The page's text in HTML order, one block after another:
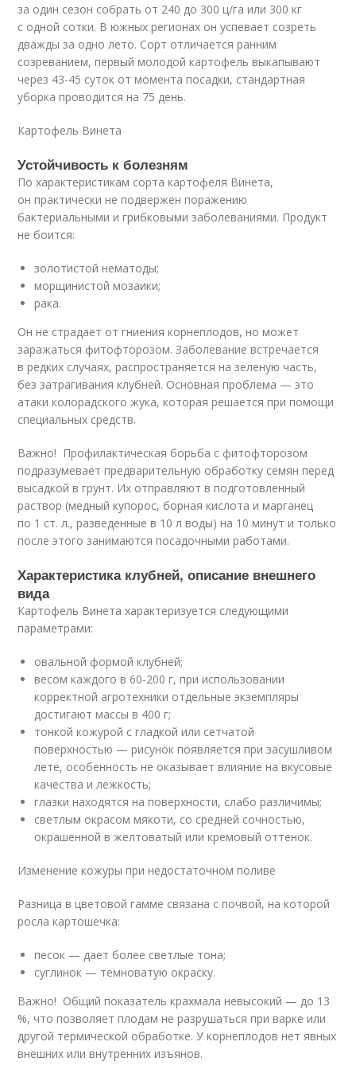
за один сезон собрать от 240 до 300 ц/га или 300 кг
с одной сотки. В южных регионах он успевает созреть
дважды за одно лето. Сорт отличается ранним
созреванием, первый молодой картофель выкапывают
через 43-45 суток от момента посадки, стандартная
уборка проводится на 75 день.
Картофель Винета
Устойчивость к болезням
По характеристикам сорта картофеля Винета,
он практически не подвержен поражению
бактериальными и грибковыми заболеваниями. Продукт
не боится:
золотистой нематоды;
морщинистой мозаики;
рака.
Он не страдает от гниения корнеплодов, но может
заражаться фитофторозом. Заболевание встречается
в редких случаях, распространяется на зеленую часть,
без затрагивания клубней. Основная проблема — это
атаки колорадского жука, которая решается при помощи
специальных средств.
Важно! Профилактическая борьба с фитофторозом
подразумевает предварительную обработку семян перед
высадкой в грунт. Их отправляют в подготовленный
раствор (медный купорос, борная кислота и марганец
по 1 ст. л., разведенные в 10 л воды) на 10 минут и только
после этого занимаются посадочными работами.
Характеристика клубней, описание внешнего
вида
Картофель Винета характеризуется следующими
параметрами:
овальной формой клубней;
весом каждого в 60-200 г, при использовании
корректной агротехники отдельные экземпляры
достигают массы в 400 г;
тонкой кожурой с гладкой или сетчатой
поверхностью — рисунок появляется при засушливом
лете, особенность не оказывает влияние на вкусовые
качества и лежкость;
глазки находятся на поверхности, слабо различимы;
светлым окрасом мякоти, со средней сочностью,
окрашенной в желтоватый или кремовый оттенок.
Изменение кожуры при недостаточном поливе
Разница в цветовой гамме связана с почвой, на которой
росла картошечка:
песок — дает более светлые тона;
суглинок — темноватую окраску.
Важно! Общий показатель крахмала невысокий — до 13
%, что позволяет плодам не разрушаться при варке или
другой термической обработке. У корнеплодов нет явных
внешних или внутренних изъянов.